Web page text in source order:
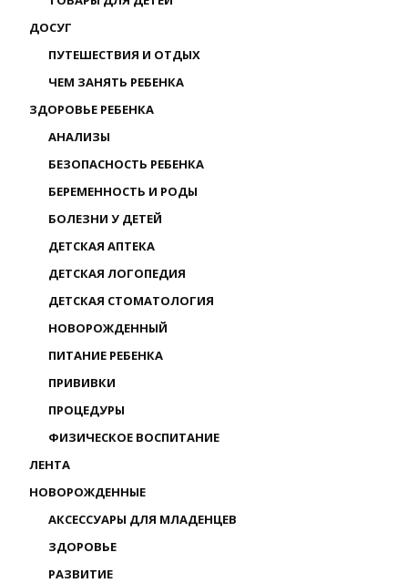
ДОСУГ
ПУТЕШЕСТВИЯ И ОТДЫХ
ЧЕМ ЗАНЯТЬ РЕБЕНКА
ЗДОРОВЬЕ РЕБЕНКА
АНАЛИЗЫ
БЕЗОПАСНОСТЬ РЕБЕНКА
БЕРЕМЕННОСТЬ И РОДЫ
БОЛЕЗНИ У ДЕТЕЙ
ДЕТСКАЯ АПТЕКА
ДЕТСКАЯ ЛОГОПЕДИЯ
ДЕТСКАЯ СТОМАТОЛОГИЯ
НОВОРОЖДЕННЫЙ
ПИТАНИЕ РЕБЕНКА
ПРИВИВКИ
ПРОЦЕДУРЫ
ФИЗИЧЕСКОЕ ВОСПИТАНИЕ
ЛЕНТА
НОВОРОЖДЕННЫЕ
АКСЕССУАРЫ ДЛЯ МЛАДЕНЦЕВ
ЗДОРОВЬЕ
РАЗВИТИЕ